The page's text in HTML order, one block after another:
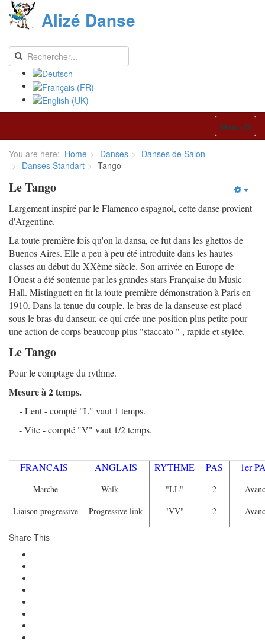
Alizé Danse
Menu
You are here: Home Danses
Danses de Salon
Danses Standart
Tango
Le Tango
Largement inspiré par le Flamenco espagnol, cette danse provient
d'Argentine.
La toute première fois qu'on la dansa, ce fut dans les ghettos de
Buenos Aires. Elle a peu à peu été introduite dans les hautes
classes au début du XXème siècle. Son arrivée en Europe de
l'Ouest a été soutenue par les grandes stars Française du Music
Hall. Mistinguett en fit la toute première démonstration à Paris en
1910. Dans la tenue du couple, le bras de la danseuse est placé
sous le bras du danseur, ce qui crée une position plus petite pour
une action de corps beaucoup plus "staccato " , rapide et stylée.
Le Tango
Pour le comptage du rythme.
Mesure à 2 temps.
- Lent - compté "L" vaut 1 temps.
- Vite - compté "V" vaut 1/2 temps.
FRANCAIS ANGLAIS RYTHME PAS 1er
Marche Walk "LL" 2
Liaison progressive
Progressive link "VV" 2
Share This